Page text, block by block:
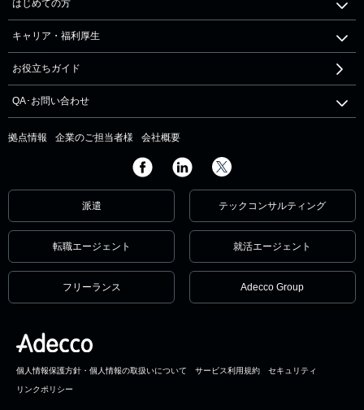
はじめての方
キャリア・福利厚生
お役立ちガイド
QA･お問い合わせ
拠点情報 企業のご担当者様 会社概要
派遣 テックコンサルティング
転職エージェント 就活エージェント
フリーランス Adecco Group
個人情報保護方針・個人情報の取扱いについて サービス利用規約 セキュリティ
リンクポリシー